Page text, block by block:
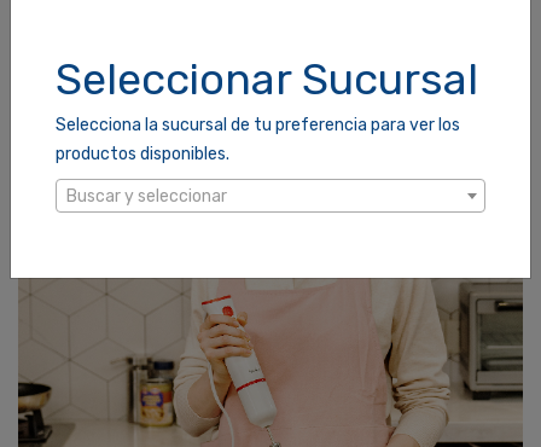
Seleccionar Sucursal
Selecciona la sucursal de tu preferencia para ver los
productos disponibles.
Buscar y seleccionar
REFRACTARIOS Y ACCESORIOS PARA HORNEAR